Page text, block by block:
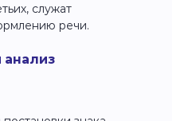
служат
речи.
анализ